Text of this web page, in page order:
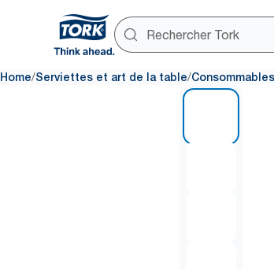
Home/Serviettes et art de la table/Consommables